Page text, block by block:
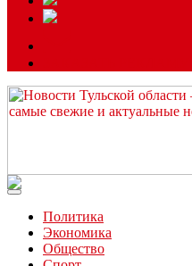
Читайте последние новости
Политика
Экономика
Общество